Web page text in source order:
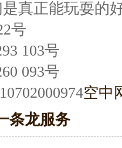
真正能玩耍的
号
103号
093号
空中
条龙服务